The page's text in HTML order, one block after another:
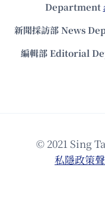
Department
新聞採訪部 News
編輯部 Editorial
© 2021 Sing
私隱政策